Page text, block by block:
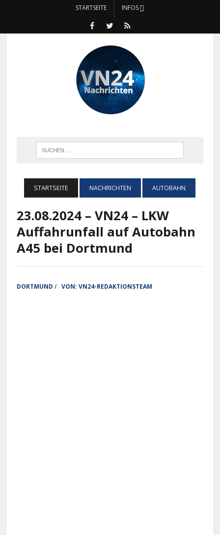
STARTSEITE INFOS
STARTSEITE NACHRICHTEN AUTOBAHN
23.08.2024 – VN24 – LKW
Auffahrunfall auf Autobahn
A45 bei Dortmund
DORTMUND / VON: VN24-REDAKTIONSTEAM